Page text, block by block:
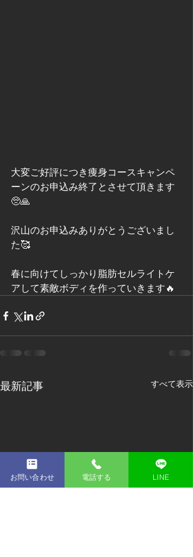
大変ご好評につき痩身コースキャンペ
ーンのお申込み終了とさせて頂きます
🥺🙏
沢山のお申込みありがとうございまし
た🥰
春に向けてしっかり脂肪セルライトケ
アして素敵ボディを作っていきます🔥
最新記事 すべて表示
お問い合わせ 電話する LINE